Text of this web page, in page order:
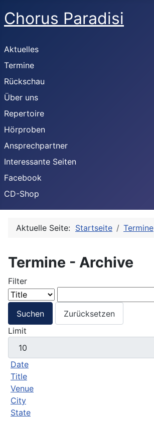
Chorus Paradisi
Aktuelles
Termine
Rückschau
Über uns
Repertoire
Hörproben
Ansprechpartner
Interessante Seiten
Facebook
CD-Shop
Aktuelle Seite: Startseite Termine
Termine - Archive
Filter
Suchen
Zurücksetzen
Limit
Date
Title
Venue
City
State